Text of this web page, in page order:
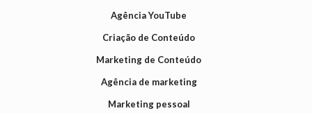
Agência YouTube
Criação de Conteúdo
Marketing de Conteúdo
Agência de marketing
Marketing pessoal